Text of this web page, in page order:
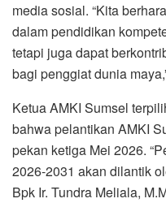
media sosial. “Kita
dalam pendidikan
tetapi juga dapat
bagi penggiat dunia
Ketua AMKI Sumsel
bahwa pelantikan AMKI
pekan ketiga Mei 2026.
2026-2031 akan dilantik
Bpk Ir. Tundra Meliala,